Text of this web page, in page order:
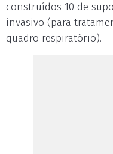
construídos 10 de
invasivo (para
quadro respiratório).